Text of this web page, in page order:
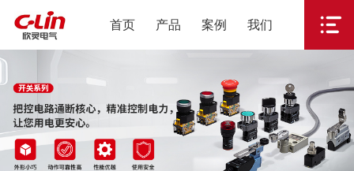
首页 产品 案例 我们